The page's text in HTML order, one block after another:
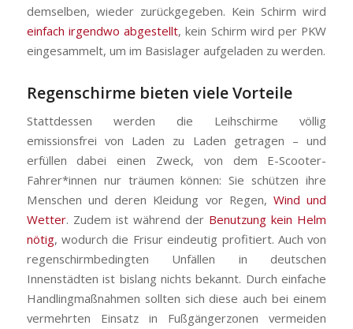
demselben, wieder zurückgegeben. Kein Schirm wird
einfach irgendwo abgestellt, kein Schirm wird per PKW
eingesammelt, um im Basislager aufgeladen zu werden.
Regenschirme bieten viele Vorteile
Stattdessen werden die Leihschirme völlig
emissionsfrei von Laden zu Laden getragen – und
erfüllen dabei einen Zweck, von dem E-Scooter-
Fahrer*innen nur träumen können: Sie schützen ihre
Menschen und deren Kleidung vor Regen,Wind und
Wetter. Zudem ist während der Benutzung kein Helm
nötig, wodurch die Frisur eindeutig profitiert. Auch von
regenschirmbedingten Unfällen in deutschen
Innenstädten ist bislang nichts bekannt. Durch einfache
Handlingmaßnahmen sollten sich diese auch bei einem
vermehrten Einsatz in Fußgängerzonen vermeiden